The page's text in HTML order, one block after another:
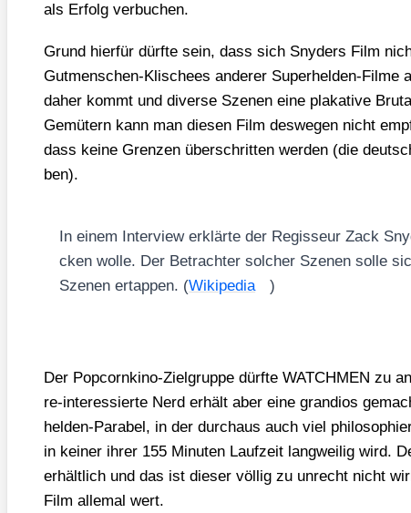
als Erfolg ver­bu­chen.
Grund hier­für dürf­te sein, dass sich Sny­ders Film
Gut­men­schen-Kli­schees ande­rer Super­hel­den-Fil­me
daher kommt und diver­se Sze­nen eine pla­ka­ti­ve
Gemü­tern kann man die­sen Film des­we­gen nicht
dass kei­ne Gren­zen über­schrit­ten wer­den (die
ben).
In einem Inter­view erklär­te der Regis­seur Zack
cken wol­le. Der Betrach­ter sol­cher Sze­nen sol­le
Sze­nen ertap­pen. (Wiki­pe­dia )
Der Pop­corn­ki­no-Ziel­grup­pe dürf­te WATCHMEN zu
re-inter­es­sier­te Nerd erhält aber eine gran­di­os
hel­den-Para­bel, in der durch­aus auch viel
in kei­ner ihrer 155 Minu­ten Lauf­zeit lang­wei­lig wird.
erhält­lich und das ist die­ser völ­lig zu unrecht nicht
Film alle­mal wert.